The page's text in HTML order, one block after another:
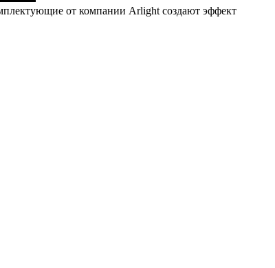
от компании Arlight создают эффект